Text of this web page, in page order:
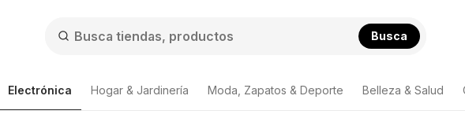
Busca
Electrónica Hogar & Jardinería Moda, Zapatos & Deporte Belleza & Salud